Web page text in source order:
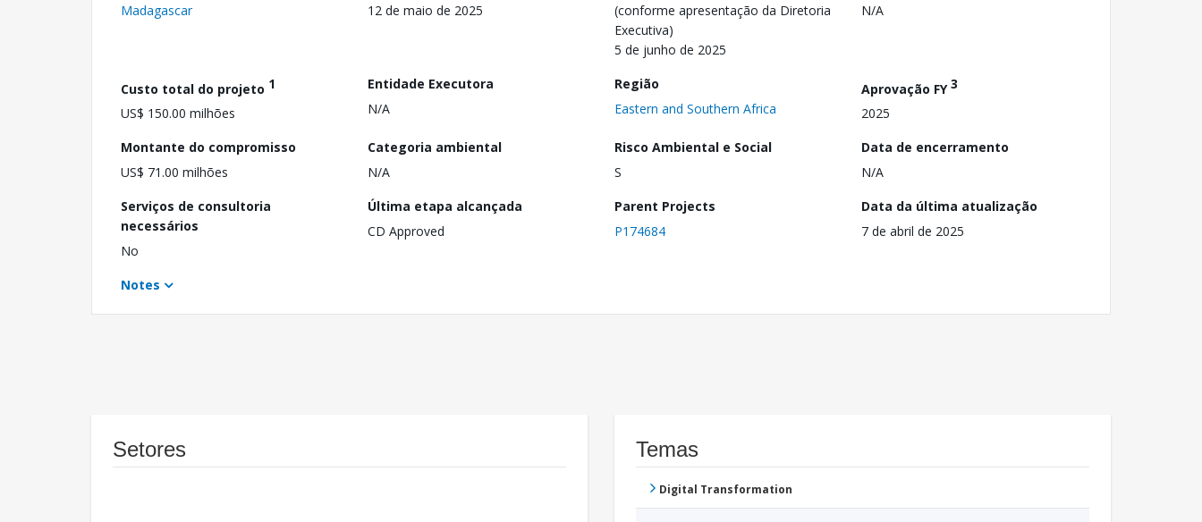
Madagascar
12 de maio de 2025
(conforme apresentação da Diretoria
Executiva)
5 de junho de 2025
N/A
Custo total do projeto 1
US$ 150.00 milhões
Entidade Executora
N/A
Região
Eastern and Southern Africa
Aprovação FY3
2025
Montante do compromisso
US$ 71.00 milhões
Categoria ambiental
N/A
Risco Ambiental e Social
S
Data de encerramento
N/A
Serviços de consultoria
necessários
No
Última etapa alcançada
CD Approved
Parent Projects
P174684
Data da última atualização
7 de abril de 2025
Notes
Setores Temas
Digital Transformation